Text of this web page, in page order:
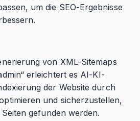
um die SEO-Ergebnisse
von XML-Sitemaps
erleichtert es AI-KI-
der Website durch
und sicherzustellen,
gefunden werden.